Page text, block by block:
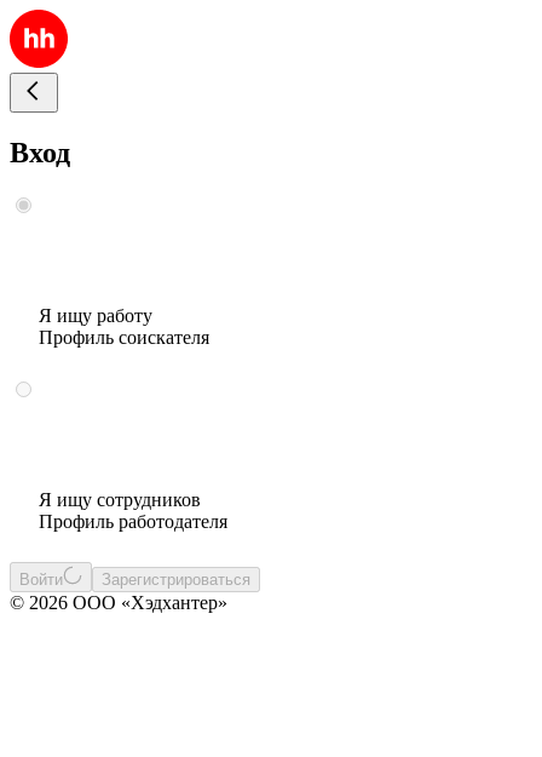
Вход
Я ищу работу
Профиль соискателя
Я ищу сотрудников
Профиль работодателя
Войти Зарегистрироваться
© 2026 ООО «Хэдхантер»